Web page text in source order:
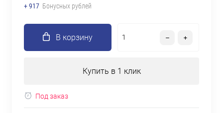
+ 917 Бонусных рублей
В корзину
Купить в 1 клик
Под заказ